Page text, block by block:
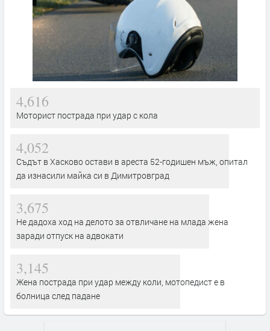
4,616
Моторист пострада при удар с кола
4,052
Съдът в Хасково остави в ареста 52-годишен мъж, опитал
да изнасили майка си в Димитровград
3,675
Не дадоха ход на делото за отвличане на млада жена
заради отпуск на адвокати
3,145
Жена пострада при удар между коли, мотопедист е в
болница след падане